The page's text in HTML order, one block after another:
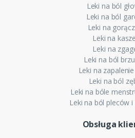
Leki na ból
Leki na ból
Leki na
Leki na
Leki na
Leki na ból
Leki na
Leki na ból
Leki na bóle
Leki na ból pleców
Obsługa